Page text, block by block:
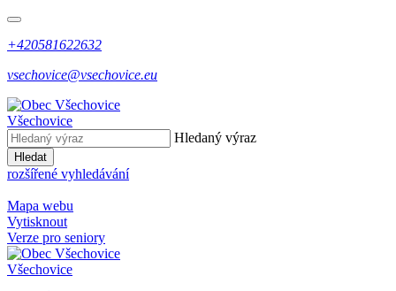
+420581622632
vsechovice@vsechovice.eu
Všechovice
Hledaný výraz
Hledat
rozšířené vyhledávání
Mapa webu
Vytisknout
Verze pro seniory
Všechovice